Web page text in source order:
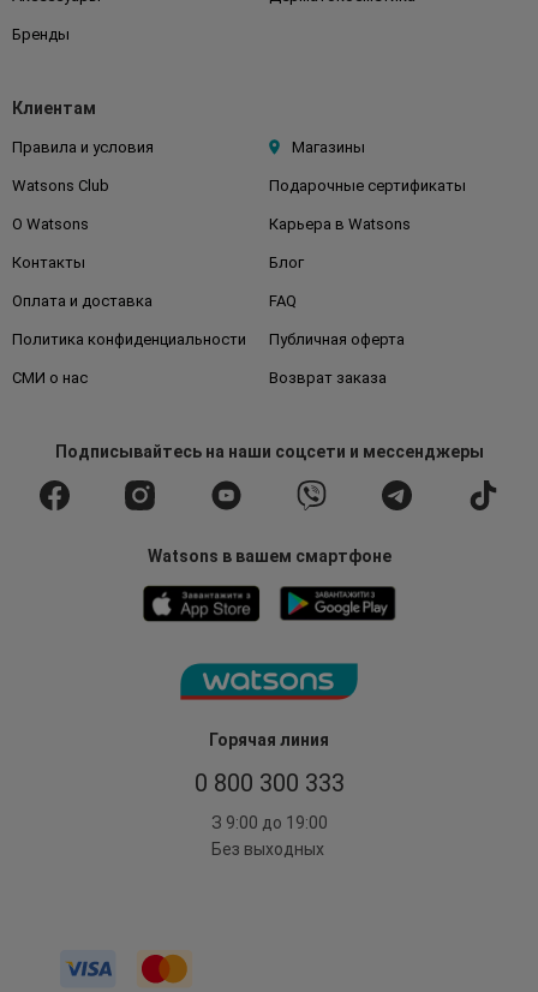
Горячая линия
0 800 300 333
З 9:00 до 19:00
Без выходных
Бренды
Клиентам
Правила и условия Магазины
Watsons Club Подарочные сертификаты
О Watsons Карьера в Watsons
Контакты Блог
Оплата и доставка FAQ
Политика конфиденциальности Публичная оферта
СМИ о нас Возврат заказа
Подписывайтесьна наши соцсети и мессенджеры
Watsons в вашем смартфоне